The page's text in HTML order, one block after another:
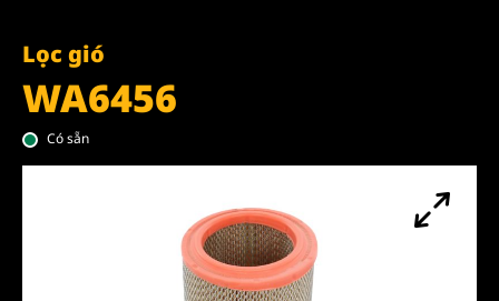
Lọc gió
WA6456
Có sẵn